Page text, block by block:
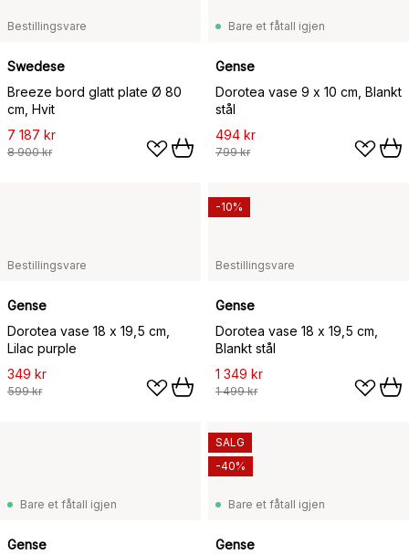
Bestillingsvare
Swedese
Breeze bord glatt plate Ø 80
cm, Hvit
7 187 kr
8 900 kr
Bare et fåtall igjen
Gense
Dorotea vase 9 x 10 cm, Blankt
stål
494 kr
799 kr
Bestillingsvare
Gense
Dorotea vase 18 x 19,5 cm,
Lilac purple
349 kr
599 kr
Bestillingsvare
Gense
Dorotea vase 18 x 19,5 cm,
Blankt stål
1 349 kr
1 499 kr
-10%
Bare et fåtall igjen
Gense
Bare et fåtall igjen
Gense
SALG
-40%